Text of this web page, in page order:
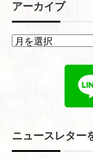
アーカイブ
ア
ー
ニュースレター